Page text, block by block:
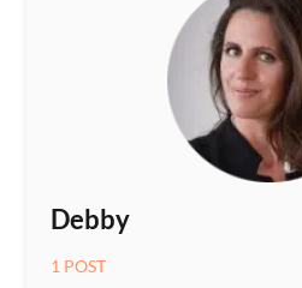
Debby
1 POST